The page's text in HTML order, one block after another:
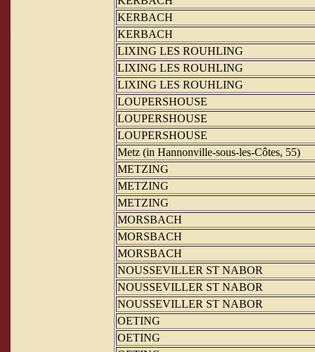
KERBACH
KERBACH
LIXING LES ROUHLING
LIXING LES ROUHLING
LIXING LES ROUHLING
LOUPERSHOUSE
LOUPERSHOUSE
LOUPERSHOUSE
Metz (in Hannonville-sous-les-Côtes, 55)
METZING
METZING
METZING
MORSBACH
MORSBACH
MORSBACH
NOUSSEVILLER ST NABOR
NOUSSEVILLER ST NABOR
NOUSSEVILLER ST NABOR
OETING
OETING